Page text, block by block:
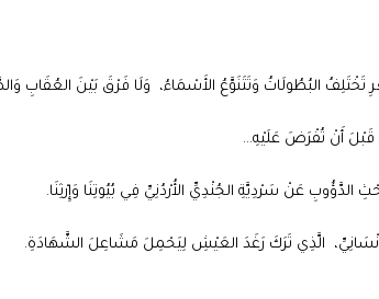
البُطُولَاتُ وَتَتَنَوَّعُ الأَسْمَاءُ، وَلَا فَرْقَ بَيْنَ العُقَابِ
قَبْلَ أَنْ تُفْرَضَ عَلَيْهِ…
عَنْ سَرْدِيَّةِ الجُنْدِيِّ الأُرْدُنِيِّ فِي بُيُوتِنَا وَإِرْثِنَا.
الَّذِي تَرَكَ رَغَدَ العَيْشِ لِيَحْمِلَ مَشَاعِلَ الشَّهَادَةِ.